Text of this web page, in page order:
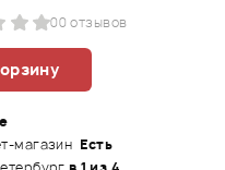
00 отзывов
магазин Есть